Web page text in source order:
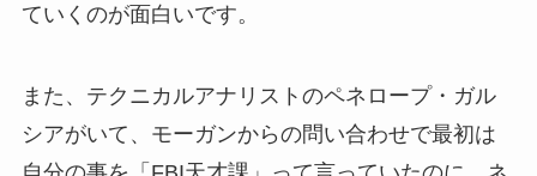
ていくのが面白いです。
また、テクニカルアナリストのペネロープ・ガル
シアがいて、モーガンからの問い合わせで最初は